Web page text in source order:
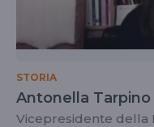
STORIA
Antonella Tarpino
Vicepresidente della